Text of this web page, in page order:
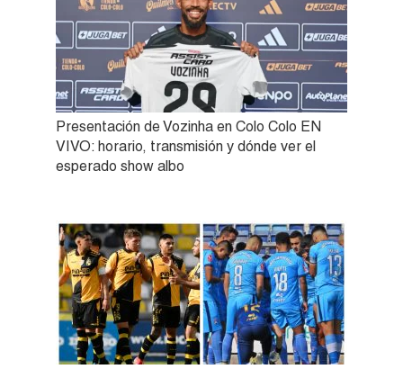
Presentación de Vozinha en Colo Colo EN
VIVO: horario, transmisión y dónde ver el
esperado show albo